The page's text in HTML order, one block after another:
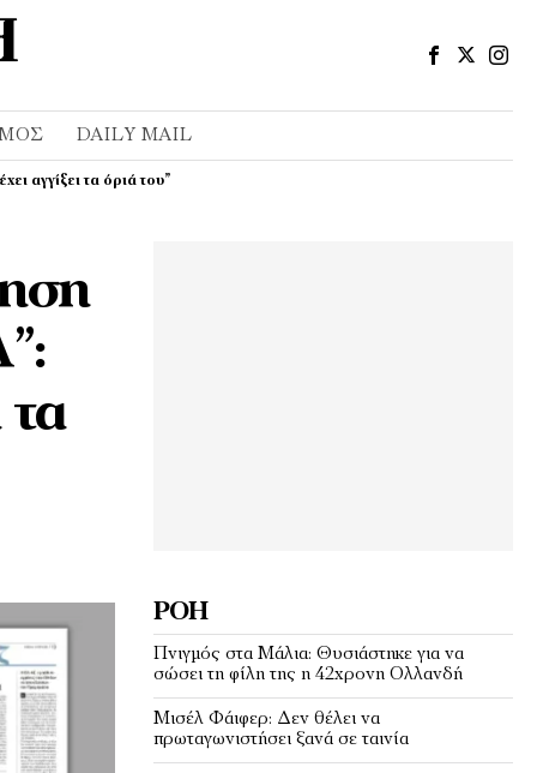
DAILY MAIL
αγγίξει τα όριά του”
τα
ΡΟΉ
Πνιγμός στα Μάλια: Θυσιάστηκε για να
σώσει τη φίλη της η 42χρονη Ολλανδή
Μισέλ Φάιφερ: Δεν θέλει να
πρωταγωνιστήσει ξανά σε ταινία